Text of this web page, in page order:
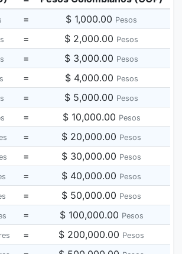
= $ 1,000.00 Pesos
= $ 2,000.00 Pesos
= $ 3,000.00 Pesos
= $ 4,000.00 Pesos
= $ 5,000.00 Pesos
= $ 10,000.00 Pesos
= $ 20,000.00 Pesos
= $ 30,000.00 Pesos
= $ 40,000.00 Pesos
= $ 50,000.00 Pesos
= $ 100,000.00 Pesos
= $ 200,000.00 Pesos